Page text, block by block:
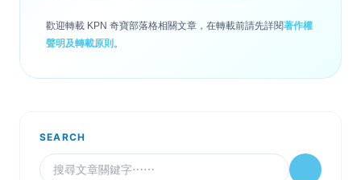
歡迎轉載 KPN 奇寶部落格相關文章，在轉載前請先詳閱著作權
聲明及轉載原則 。
SEARCH